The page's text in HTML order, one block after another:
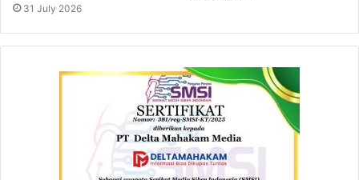
31 July 2026